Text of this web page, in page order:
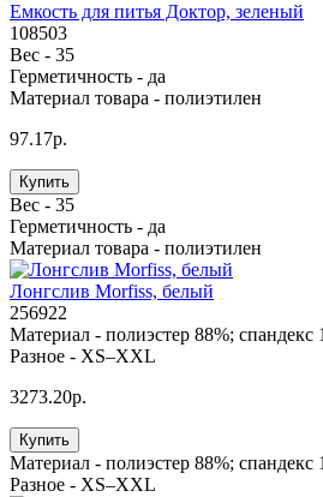
Емкость для питья Доктор, зеленый
108503
Вес - 35
Герметичность - да
Материал товара - полиэтилен
97.17р.
Купить
Вес - 35
Герметичность - да
Материал товара - полиэтилен
Лонгслив Morfiss, белый
256922
Материал - полиэстер 88%; спандекс
Разное - XS–XXL
3273.20р.
Купить
Материал - полиэстер 88%; спандекс
Разное - XS–XXL